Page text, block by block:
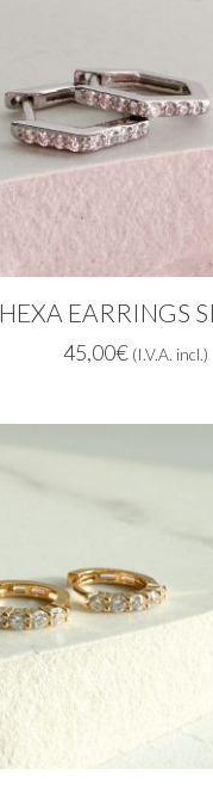
HEXA EARRINGS
45,00€ (I.V.A. incl.)